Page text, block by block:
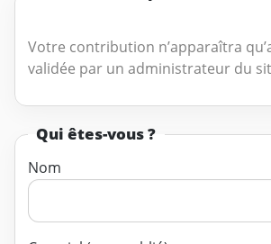
Votre contribution n’apparaîtra
validée par un administrateur du
Qui êtes-vous ?
Nom